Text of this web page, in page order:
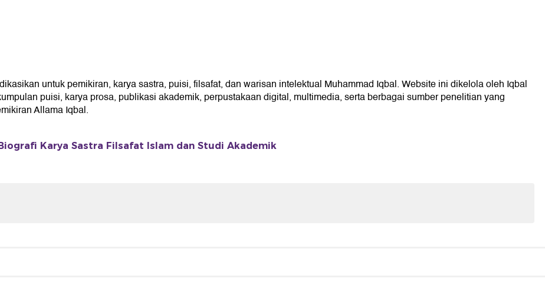
untuk pemikiran, karya sastra, puisi, filsafat, dan warisan intelektual Muhammad Iqbal. Website ini dikelola oleh Iqbal
puisi, karya prosa, publikasi akademik, perpustakaan digital, multimedia, serta berbagai sumber penelitian yang
Allama Iqbal.
Karya Sastra Filsafat Islam dan Studi Akademik